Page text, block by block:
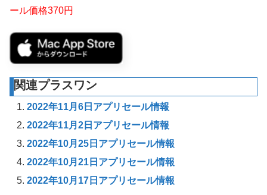
ール価格370円
関連プラスワン
2022年11月6日アプリセール情報
2022年11月2日アプリセール情報
2022年10月25日アプリセール情報
2022年10月21日アプリセール情報
2022年10月17日アプリセール情報